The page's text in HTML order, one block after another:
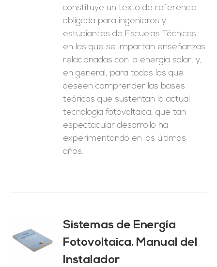
constituye un texto de referencia
obligada para ingenieros y
estudiantes de Escuelas Técnicas
en las que se impartan enseñanzas
relacionadas con la energía solar, y,
en general, para todos los que
deseen comprender las bases
teóricas que sustentan la actual
tecnología fotovoltaica, que tan
espectacular desarrollo ha
experimentando en los últimos
años.
de 5
Sistemas de Energía
Fotovoltaica. Manual del
Instalador